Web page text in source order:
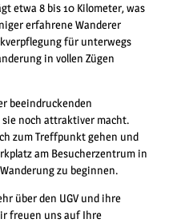
etwa 8 bis 10 Kilometer, was
erfahrene Wanderer
für unterwegs
in vollen Zügen
beeindruckenden
noch attraktiver macht.
zum Treffpunkt gehen und
am Besucherzentrum in
zu beginnen.
über den UGV und ihre
freuen uns auf Ihre